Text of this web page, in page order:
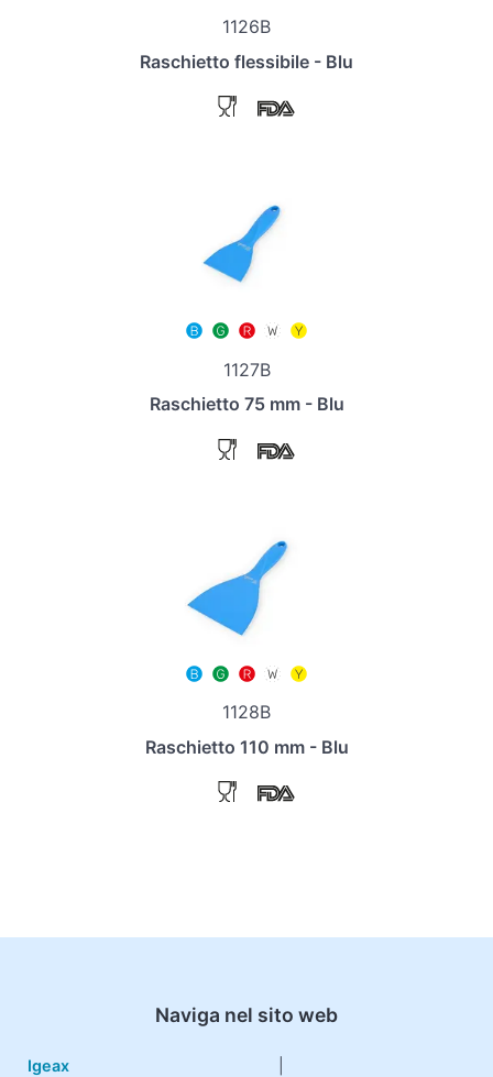
1126B
Raschietto flessibile - Blu
1127B
Raschietto 75 mm - Blu
1128B
Raschietto 110 mm - Blu
Naviga nel sito web
Igeax